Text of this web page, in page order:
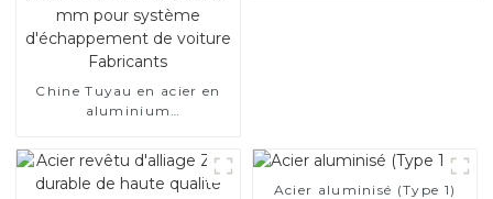
Chine Tuyau en acier en
aluminium
d'aluminium de 1,0/1,5/2,0
mm pour système
Acier aluminisé (Type 1)